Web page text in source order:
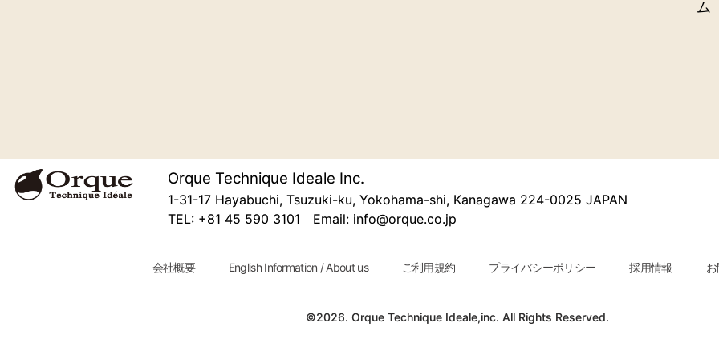
ム
Orque Technique Ideale Inc.
1-31-17 Hayabuchi, Tsuzuki-ku, Yokohama-shi, Kanagawa 224-0025 JAPAN
TEL: +81 45 590 3101 Email: info@orque.co.jp
会社概要 English Information / About us ご利用規約 プライバシーポリシー 採用情報
©2026. Orque Technique Ideale,inc. All Rights Reserved.